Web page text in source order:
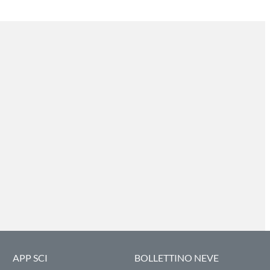
APP SCI
BOLLETTINO NEVE